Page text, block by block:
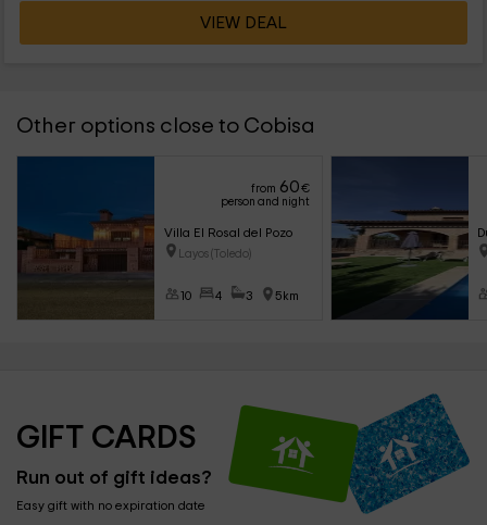
VIEW DEAL
Other options close to Cobisa
from 60€
person and night
Villa El Rosal del Pozo
Layos (Toledo)
10 4 3 5km
GIFT CARDS
Run out of gift ideas?
Easy gift with no expiration date